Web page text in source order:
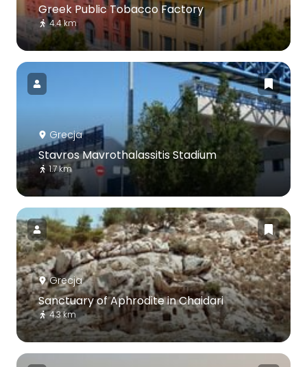
Greek Public Tobacco Factory
4.4 km
Grecja
Stavros Mavrothalassitis Stadium
1.7 km
Grecja
Sanctuary of Aphrodite in Chaidari
4.3 km